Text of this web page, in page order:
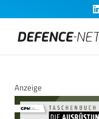
Anzeige